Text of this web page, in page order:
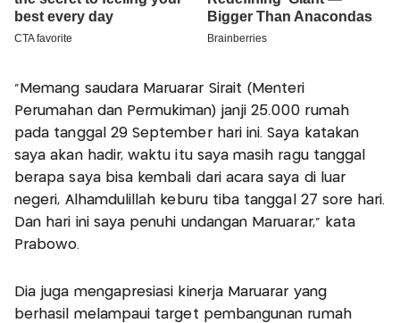
"Memang saudara Maruarar Sirait (Menteri
Perumahan dan Permukiman) janji 25.000 rumah
pada tanggal 29 September hari ini. Saya katakan
saya akan hadir, waktu itu saya masih ragu tanggal
berapa saya bisa kembali dari acara saya di luar
negeri, Alhamdulillah keburu tiba tanggal 27 sore hari.
Dan hari ini saya penuhi undangan Maruarar," kata
Prabowo.
Dia juga mengapresiasi kinerja Maruarar yang
berhasil melampaui target pembangunan rumah